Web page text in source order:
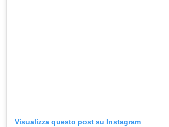
Visualizza questo post su Instagram